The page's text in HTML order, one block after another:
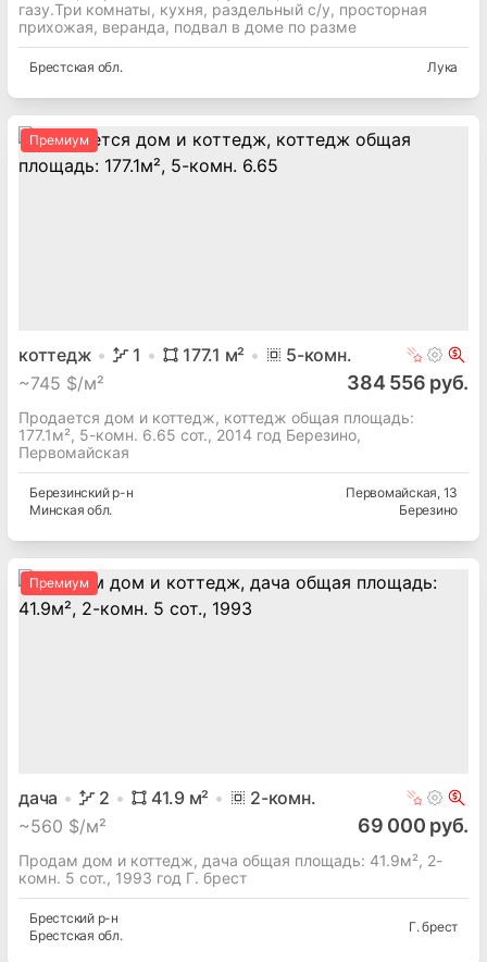
газу.Три комнаты, кухня, раздельный с/у, просторная
прихожая, веранда, подвал в доме по разме
Брестская обл. Лука
Премиум
коттедж 1 177.1 м² 5-комн.
~745 $/м² 384 556 руб.
Продается дом и коттедж, коттедж общая площадь:
177.1м², 5-комн. 6.65 сот., 2014 год Березино,
Первомайская
Березинскийр-н
Минская обл.
Первомайская, 13
Березино
Премиум
дача 2 41.9м² 2-комн.
~560 $/м² 69 000 руб.
Продам дом и коттедж, дача общая площадь: 41.9м², 2-
комн. 5 сот., 1993 год Г. брест
Брестский р-н
Брестская обл.
Г. брест